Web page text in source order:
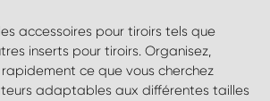
accessoires pour tiroirs tels que
inserts pour tiroirs. Organisez,
ce que vous cherchez
adaptables aux différentes tailles